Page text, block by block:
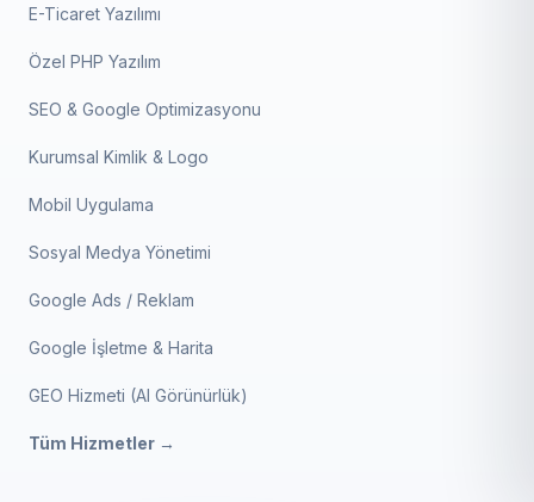
E-Ticaret Yazılımı
Özel PHP Yazılım
SEO & Google Optimizasyonu
Kurumsal Kimlik & Logo
Mobil Uygulama
Sosyal Medya Yönetimi
Google Ads / Reklam
Google İşletme & Harita
GEO Hizmeti (AI Görünürlük)
Tüm Hizmetler →